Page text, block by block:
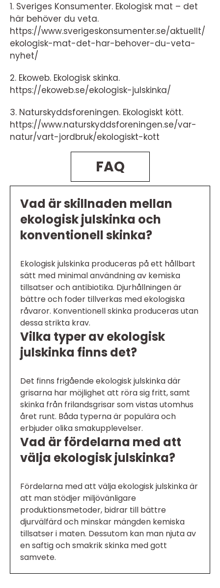
1. Sveriges Konsumenter. Ekologisk mat – det
här behöver du veta.
https://www.sverigeskonsumenter.se/aktuellt/
ekologisk-mat-det-har-behover-du-veta-
nyhet/
2. Ekoweb. Ekologisk skinka.
https://ekoweb.se/ekologisk-julskinka/
3. Naturskyddsforeningen. Ekologiskt kött.
https://www.naturskyddsforeningen.se/var-
natur/vart-jordbruk/ekologiskt-kott
FAQ
Vad är skillnaden mellan
ekologisk julskinka och
konventionell skinka?
Ekologisk julskinka produceras på ett hållbart
sätt med minimal användning av kemiska
tillsatser och antibiotika. Djurhållningen är
bättre och foder tillverkas med ekologiska
råvaror. Konventionell skinka produceras utan
dessa strikta krav.
Vilka typer av ekologisk
julskinka finns det?
Det finns frigående ekologisk julskinka där
grisarna har möjlighet att röra sig fritt, samt
skinka från frilandsgrisar som vistas utomhus
året runt. Båda typerna är populära och
erbjuder olika smakupplevelser.
Vad är fördelarna med att
välja ekologisk julskinka?
Fördelarna med att välja ekologisk julskinka är
att man stödjer miljövänligare
produktionsmetoder, bidrar till bättre
djurvälfärd och minskar mängden kemiska
tillsatser i maten. Dessutom kan man njuta av
en saftig och smakrik skinka med gott
samvete.